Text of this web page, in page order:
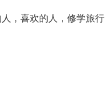
，喜欢的人，修学旅